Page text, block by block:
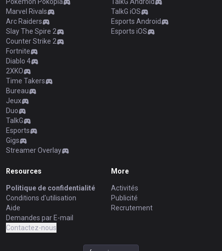
Marvel Rivals
Arc Raiders
Slay The Spire 2
Counter Strike 2
Fortnite
Diablo 4
2XKO
Time Takers
Bureau
Jeux
Duo
TalkG
Esports
Gigs
Streamer Overlay
TalkG iOS
Esports Android
Esports iOS
Resources
Politique de confidentialité
Conditions d'utilisation
Aide
Demandes par E-mail
Contactez-nous
More
Activités
Publicité
Recrutement